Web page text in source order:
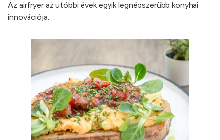
Az airfryer az utóbbi évek egyik legnépszerűbb konyhai
innovációja.